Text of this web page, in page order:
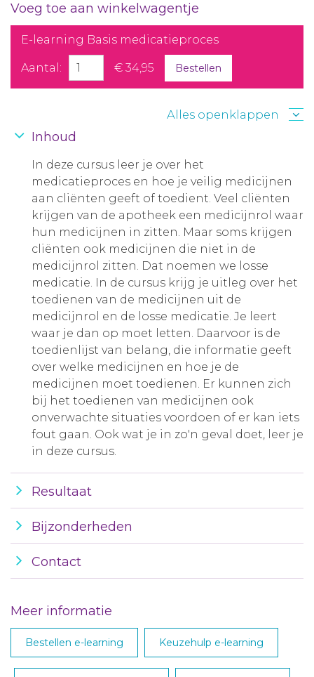
Voeg toe aan winkelwagentje
E-learning Basis medicatieproces
Aantal: € 34,95 Bestellen
Alles openklappen
Inhoud
In deze cursus leer je over het
medicatieproces en hoe je veilig medicijnen
aan cliënten geeft of toedient. Veel cliënten
krijgen van de apotheek een medicijnrol waar
hun medicijnen in zitten. Maar soms krijgen
cliënten ook medicijnen die niet in de
medicijnrol zitten. Dat noemen we losse
medicatie. In de cursus krijg je uitleg over het
toedienen van de medicijnen uit de
medicijnrol en de losse medicatie. Je leert
waar je dan op moet letten. Daarvoor is de
toedienlijst van belang, die informatie geeft
over welke medicijnen en hoe je de
medicijnen moet toedienen. Er kunnen zich
bij het toedienen van medicijnen ook
onverwachte situaties voordoen of er kan iets
fout gaan. Ook wat je in zo'n geval doet, leer je
in deze cursus.
Resultaat
Bijzonderheden
Contact
Meer informatie
Bestellen e-learning Keuzehulp e-learning